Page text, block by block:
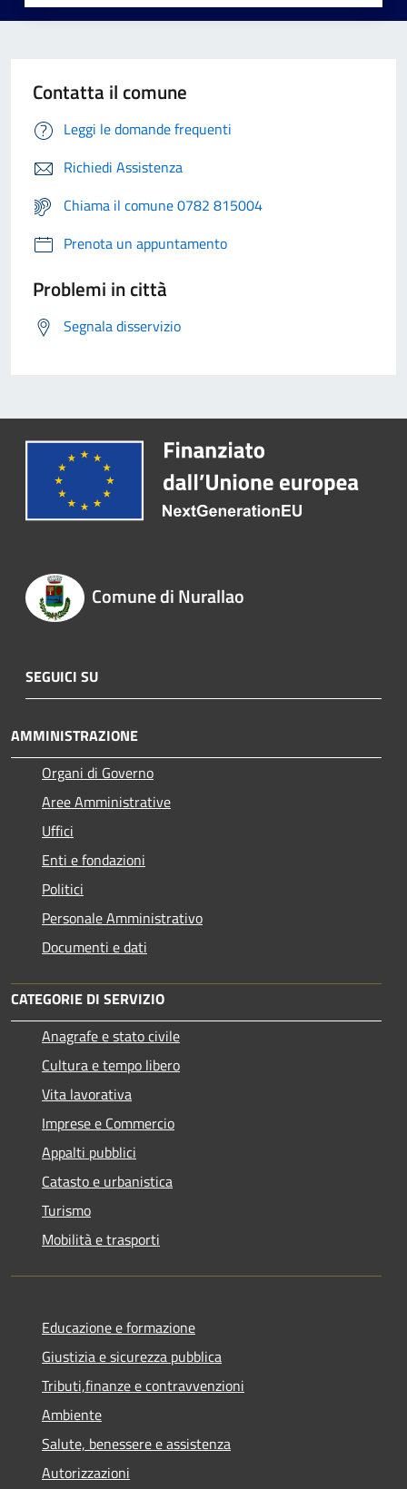
Contatta il comune
Leggi le domande frequenti
Richiedi Assistenza
Chiama il comune 0782 815004
Prenota un appuntamento
Problemi in città
Segnala disservizio
Comune di Nurallao
SEGUICI SU
AMMINISTRAZIONE
Organi di Governo
Aree Amministrative
Uffici
Enti e fondazioni
Politici
Personale Amministrativo
Documenti e dati
CATEGORIE DI SERVIZIO
Anagrafe e stato civile
Cultura e tempo libero
Vita lavorativa
Imprese e Commercio
Appalti pubblici
Catasto e urbanistica
Turismo
Mobilità e trasporti
Educazione e formazione
Giustizia e sicurezza pubblica
Tributi,finanze e contravvenzioni
Ambiente
Salute, benessere e assistenza
Autorizzazioni